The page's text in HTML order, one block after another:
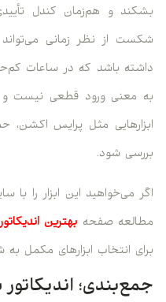
بشکند و هم‌زمان کندل
شکست از نظر زمانی
داشته باشد که در ساعات
به معنی ورود قطعی نیست و
بررسی شود.
اگر می‌خواهید این ابزار را با
مطالعه صفحه بهترین
برای انتخاب ابزارهای مکمل
جمع‌بندی؛